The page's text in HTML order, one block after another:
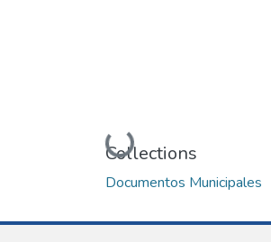
Loading...
Collections
Documentos Municipales